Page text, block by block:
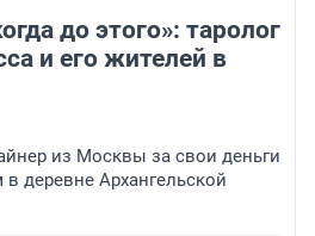
до этого»: таролог
и его жителей в
из Москвы за свои деньги
деревне Архангельской